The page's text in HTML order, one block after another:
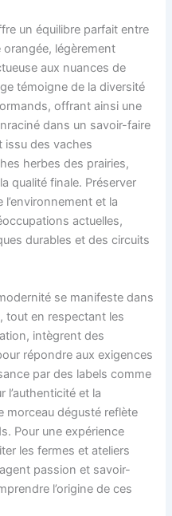
un équilibre parfait entre
légèrement
aux nuances de
témoigne de la diversité
offrant ainsi une
dans un savoir-faire
issu des vaches
herbes des prairies,
qualité finale. Préserver
et la
actuelles,
durables et des circuits
se manifeste dans
tout en respectant les
intègrent des
répondre aux exigences
par des labels comme
l’authenticité et la
morceau dégusté reflète
Pour une expérience
les fermes et ateliers
passion et savoir-
l’origine de ces